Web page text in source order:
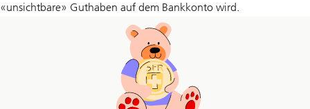
«unsichtbare» Guthaben auf dem Bankkonto wird.